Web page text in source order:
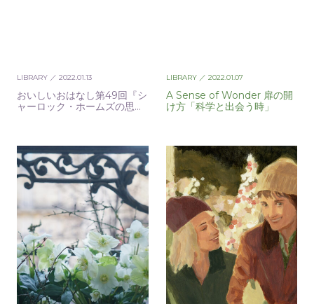
LIBRARY ／ 2022.01.13
おいしいおはなし第49回『シ
ャーロック・ホームズの思い
LIBRARY／ 2022.01.07
A Sense of Wonder 扉の開
け方「科学と出会う時」